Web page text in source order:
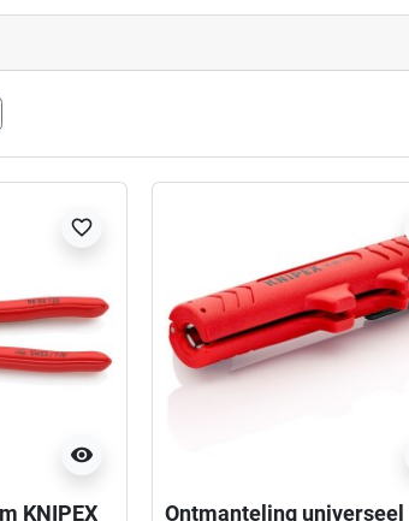
visibility
favorite_border
KNIPEX
Ontmanteling universeel